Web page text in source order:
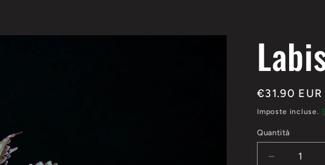
Prezzo
di
listino
€31.90 EUR
Imposte incluse.
Quantità
Diminuisci